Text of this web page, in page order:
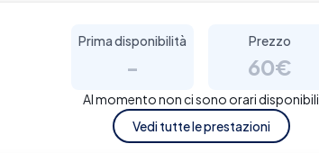
Prima disponibilità
-
Prezzo
60€
Al momento non ci sono orari disponibili
Vedi tutte le prestazioni